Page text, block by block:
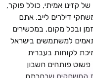
של קזינו אמיתי, כולל פוקר,
דילרים לייב. אתם
ובכל מקום, במכשירים
למשתמשים בישראל
לקוחות בעברית
פותחים חשבון